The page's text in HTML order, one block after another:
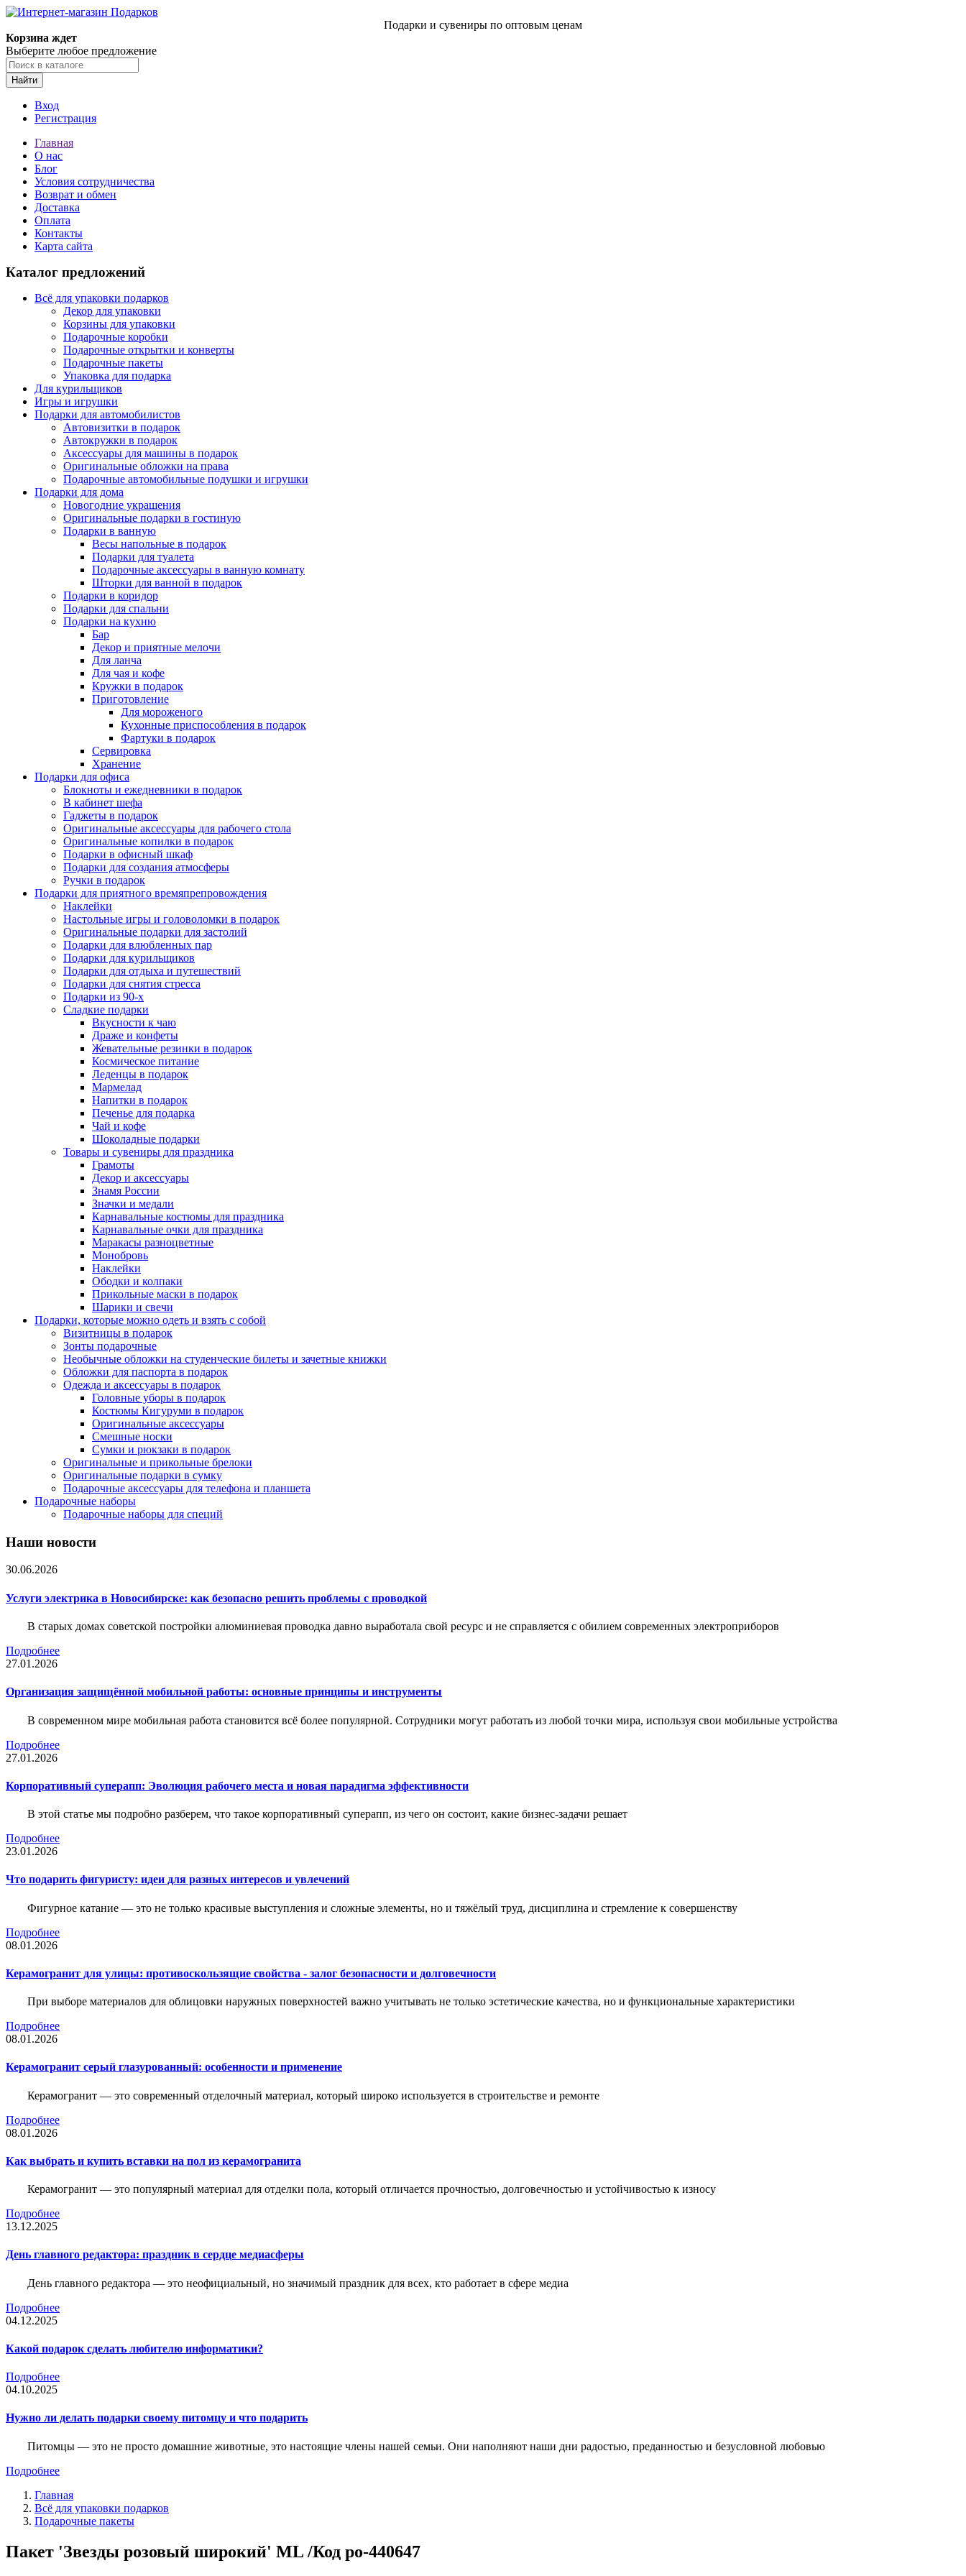
Подарки и сувениры по оптовым ценам
Корзина ждет
Выберите любое предложение
Найти
Вход
Регистрация
Главная
О нас
Блог
Условия сотрудничества
Возврат и обмен
Доставка
Оплата
Контакты
Карта сайта
Каталог предложений
Всё для упаковки подарков
Декор для упаковки
Корзины для упаковки
Подарочные коробки
Подарочные открытки и конверты
Подарочные пакеты
Упаковка для подарка
Для курильщиков
Игры и игрушки
Подарки для автомобилистов
Автовизитки в подарок
Автокружки в подарок
Аксессуары для машины в подарок
Оригинальные обложки на права
Подарочные автомобильные подушки и игрушки
Подарки для дома
Новогодние украшения
Оригинальные подарки в гостиную
Подарки в ванную
Весы напольные в подарок
Подарки для туалета
Подарочные аксессуары в ванную комнату
Шторки для ванной в подарок
Подарки в коридор
Подарки для спальни
Подарки на кухню
Бар
Декор и приятные мелочи
Для ланча
Для чая и кофе
Кружки в подарок
Приготовление
Для мороженого
Кухонные приспособления в подарок
Фартуки в подарок
Сервировка
Хранение
Подарки для офиса
Блокноты и ежедневники в подарок
В кабинет шефа
Гаджеты в подарок
Оригинальные аксессуары для рабочего стола
Оригинальные копилки в подарок
Подарки в офисный шкаф
Подарки для создания атмосферы
Ручки в подарок
Подарки для приятного времяпрепровождения
Наклейки
Настольные игры и головоломки в подарок
Оригинальные подарки для застолий
Подарки для влюбленных пар
Подарки для курильщиков
Подарки для отдыха и путешествий
Подарки для снятия стресса
Подарки из 90-х
Сладкие подарки
Вкусности к чаю
Драже и конфеты
Жевательные резинки в подарок
Космическое питание
Леденцы в подарок
Мармелад
Напитки в подарок
Печенье для подарка
Чай и кофе
Шоколадные подарки
Товары и сувениры для праздника
Грамоты
Декор и аксессуары
Знамя России
Значки и медали
Карнавальные костюмы для праздника
Карнавальные очки для праздника
Маракасы разноцветные
Монобровь
Наклейки
Ободки и колпаки
Прикольные маски в подарок
Шарики и свечи
Подарки, которые можно одеть и взять с собой
Визитницы в подарок
Зонты подарочные
Необычные обложки на студенческие билеты и зачетные книжки
Обложки для паспорта в подарок
Одежда и аксессуары в подарок
Головные уборы в подарок
Костюмы Кигуруми в подарок
Оригинальные аксессуары
Смешные носки
Сумки и рюкзаки в подарок
Оригинальные и прикольные брелоки
Оригинальные подарки в сумку
Подарочные аксессуары для телефона и планшета
Подарочные наборы
Подарочные наборы для специй
Наши новости
30.06.2026
Услуги электрика в Новосибирске: как безопасно решить проблемы с проводкой
В старых домах советской постройки алюминиевая проводка давно выработала свой ресурс и не справляется с обилием современных электроприборов
Подробнее
27.01.2026
Организация защищённой мобильной работы: основные принципы и инструменты
В современном мире мобильная работа становится всё более популярной. Сотрудники могут работать из любой точки мира, используя свои мобильные устройства
Подробнее
27.01.2026
Корпоративный суперапп: Эволюция рабочего места и новая парадигма эффективности
В этой статье мы подробно разберем, что такое корпоративный суперапп, из чего он состоит, какие бизнес-задачи решает
Подробнее
23.01.2026
Что подарить фигуристу: идеи для разных интересов и увлечений
Фигурное катание — это не только красивые выступления и сложные элементы, но и тяжёлый труд, дисциплина и стремление к совершенству
Подробнее
08.01.2026
Керамогранит для улицы: противоскользящие свойства - залог безопасности и долговечности
При выборе материалов для облицовки наружных поверхностей важно учитывать не только эстетические качества, но и функциональные характеристики
Подробнее
08.01.2026
Керамогранит серый глазурованный: особенности и применение
Керамогранит — это современный отделочный материал, который широко используется в строительстве и ремонте
Подробнее
08.01.2026
Как выбрать и купить вставки на пол из керамогранита
Керамогранит — это популярный материал для отделки пола, который отличается прочностью, долговечностью и устойчивостью к износу
Подробнее
13.12.2025
День главного редактора: праздник в сердце медиасферы
День главного редактора — это неофициальный, но значимый праздник для всех, кто работает в сфере медиа
Подробнее
04.12.2025
Какой подарок сделать любителю информатики?
Подробнее
04.10.2025
Нужно ли делать подарки своему питомцу и что подарить
Питомцы — это не просто домашние животные, это настоящие члены нашей семьи. Они наполняют наши дни радостью, преданностью и безусловной любовью
Подробнее
Главная
Всё для упаковки подарков
Подарочные пакеты
Пакет 'Звезды розовый широкий' ML /Код po-440647